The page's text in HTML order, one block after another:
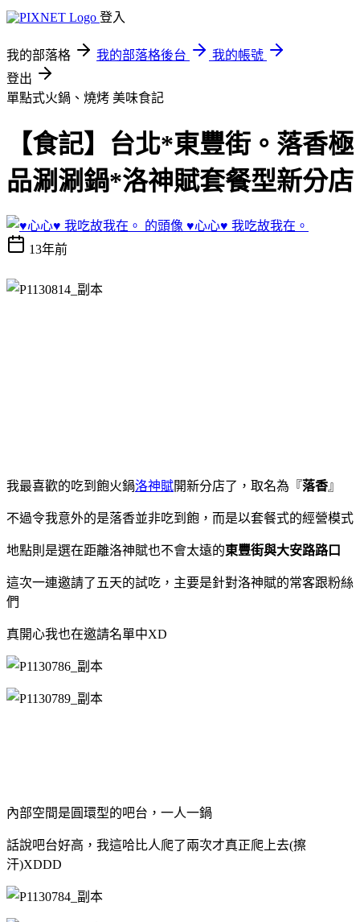
登入
我的部落格 我的部落格後台
我的帳號
登出
單點式火鍋、燒烤 美味食記
【食記】台北*東豐街。落香極
品涮涮鍋*洛神賦套餐型新分店
♥心心♥ 我吃故我在。
13年前
我最喜歡的吃到飽火鍋洛神賦開新分店了，取名為『落香』
不過令我意外的是落香並非吃到飽，而是以套餐式的經營模式
地點則是選在距離洛神賦也不會太遠的東豐街與大安路路口
這次一連邀請了五天的試吃，主要是針對洛神賦的常客跟粉絲
們
真開心我也在邀請名單中XD
內部空間是圓環型的吧台，一人一鍋
話說吧台好高，我這哈比人爬了兩次才真正爬上去(擦
汗)XDDD